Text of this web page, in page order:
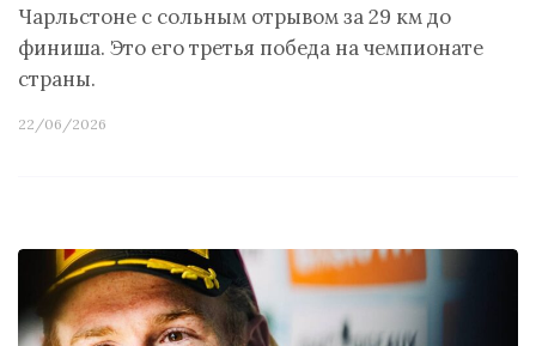
Чарльстоне с сольным отрывом за 29 км до
финиша. Это его третья победа на чемпионате
страны.
22/06/2026